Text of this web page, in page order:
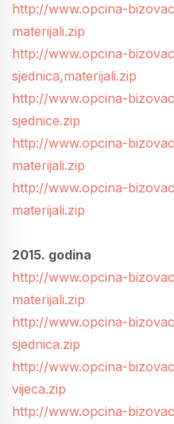
http://www.opcina-
materijali.zip
http://www.opcina-
sjednica,materijali.zip
http://www.opcina-
sjednice.zip
http://www.opcina-
materijali.zip
http://www.opcina-
materijali.zip
2015. godina
http://www.opcina-
materijali.zip
http://www.opcina-
sjednica.zip
http://www.opcina-
vijeca.zip
http://www.opcina-